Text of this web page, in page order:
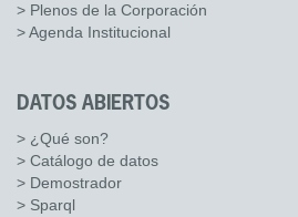
> Plenos de la Corporación
> Agenda Institucional
DATOS ABIERTOS
> ¿Qué son?
> Catálogo de datos
> Demostrador
> Sparql